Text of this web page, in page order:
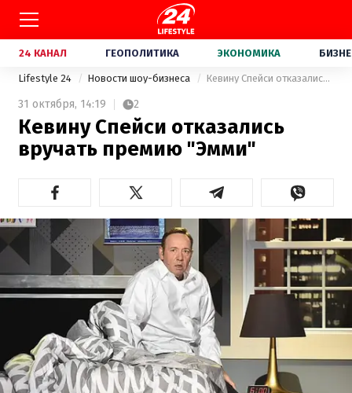
24 КАНАЛ ГЕОПОЛИТИКА ЭКОНОМИКА
Lifestyle 24 Новости шоу-бизнеса Кевину Спейси отказались вручать премию "Эмми"
31 октября, 14:19 2
Кевину Спейси отказались
вручать премию "Эмми"